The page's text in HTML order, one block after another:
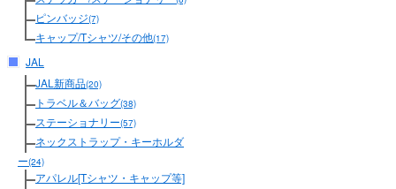
ピンバッジ(7)
キャップ/Tシャツ/その他(17)
JAL
JAL新商品(20)
トラベル＆バッグ(38)
ステーショナリー(57)
ネックストラップ・キーホルダ
ー(24)
アパレル[Tシャツ・キャップ等]